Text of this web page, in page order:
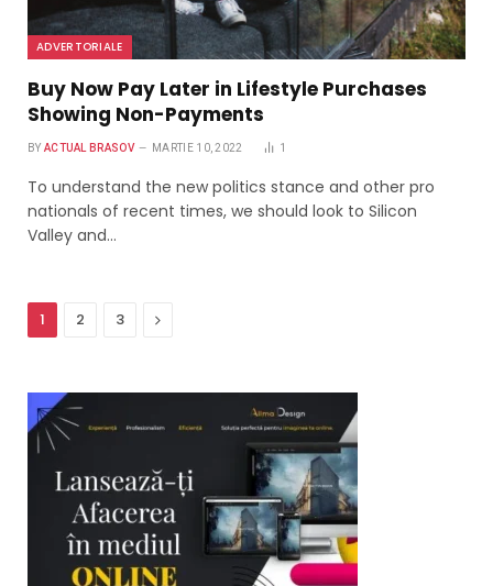
ADVERTORIALE
Buy Now Pay Later in Lifestyle Purchases
Showing Non-Payments
BY ACTUAL BRASOV MARTIE 10, 2022 1
To understand the new politics stance and other pro
nationals of recent times, we should look to Silicon
Valley and…
1 2 3 Next